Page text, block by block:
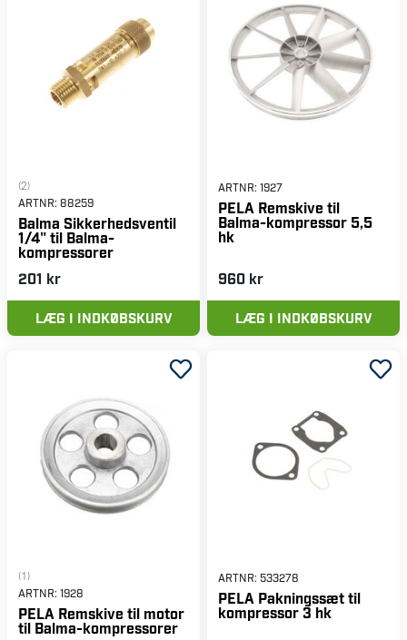
(2)
ARTNR: 88259
Balma Sikkerhedsventil
1/4" til Balma-
kompressorer
201 kr
LÆG I INDKØBSKURV
ARTNR: 1927
PELA Remskive til
Balma-kompressor 5,5
hk
960 kr
LÆG I INDKØBSKURV
(1)
ARTNR: 1928
PELA Remskive til motor
til Balma-kompressorer
ARTNR: 533278
PELA Pakningssæt til
kompressor 3 hk